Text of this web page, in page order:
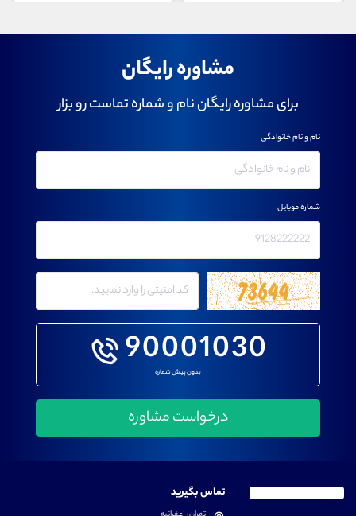
مشاوره رایگان
برای مشاوره رایگان نام و شماره تماست رو بزار
90001030
بدون پیش شماره
نام و نام خانوادگی
شماره موبایل
تماس بگیرید